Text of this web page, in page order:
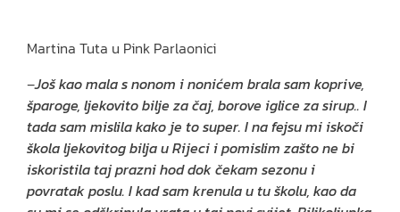
Martina Tuta u Pink Parlaonici
–Još kao mala s nonom i nonićem brala sam koprive,
šparoge, ljekovito bilje za čaj, borove iglice za sirup.. I
tada sam mislila kako je to super. I na fejsu mi iskoči
škola ljekovitog bilja u Rijeci i pomislim zašto ne bi
iskoristila taj prazni hod dok čekam sezonu i
povratak poslu. I kad sam krenula u tu školu, kao da